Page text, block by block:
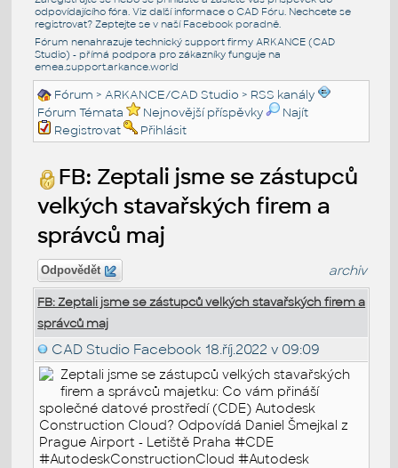
odpovídajícího fóra. Viz další informace o CAD Fóru. Nechcete se
registrovat? Zeptejte se v naší Facebook poradně.
Fórum nenahrazuje technický support firmy ARKANCE (CAD
Studio) - přímá podpora pro zákazníky funguje na
emea.support.arkance.world
Fórum >ARKANCE/CAD Studio > RSS kanály
Fórum Témata
Nejnovější příspěvky
Najít
Registrovat
Přihlásit
FB: Zeptali jsme se zástupců
velkých stavařských firem a
správců maj
Odpovědět archiv
FB: Zeptali jsme se zástupců velkých stavařských firem a
správců maj
CAD Studio Facebook 18.říj.2022 v 09:09
Zeptali jsme se zástupců velkých stavařských
firem a správců majetku: Co vám přináší
společné datové prostředí (CDE) Autodesk
Construction Cloud? Odpovídá Daniel Šmejkal z
Prague Airport - Letiště Praha #CDE
#AutodeskConstructionCloud #Autodesk